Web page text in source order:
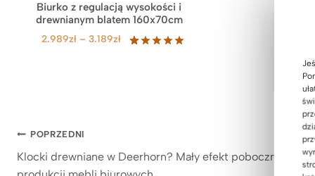
Biurko z regulacją wysokości i
drewnianym blatem 160x70cm
2.989zł – 3.189złZ
n
Nawigacja
wpisu
POPRZEDNI
Klocki drewniane w Deerhorn? Mały efekt poboczny przy